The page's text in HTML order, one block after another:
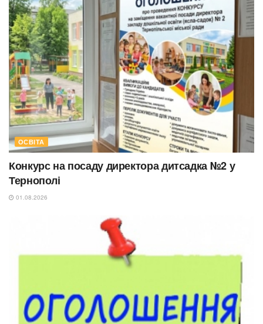
ОСВІТА
Конкурс на посаду директора дитсадка №2 у
Тернополі
01.08.2026